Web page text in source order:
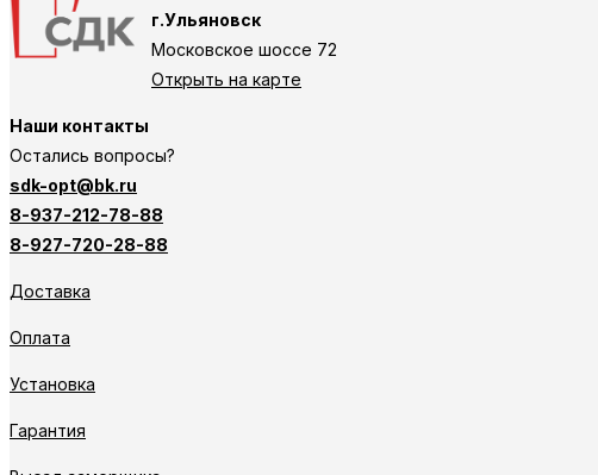
г.Ульяновск
Московское шоссе 72
Открыть на карте
Наши контакты
Остались вопросы?
sdk-opt@bk.ru
8-937-212-78-88
8-927-720-28-88
Доставка
Оплата
Установка
Гарантия